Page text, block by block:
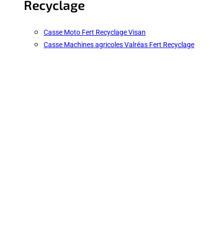
Recyclage
Casse Moto Fert Recyclage Visan
Casse Machines agricoles Valréas Fert Recyclage